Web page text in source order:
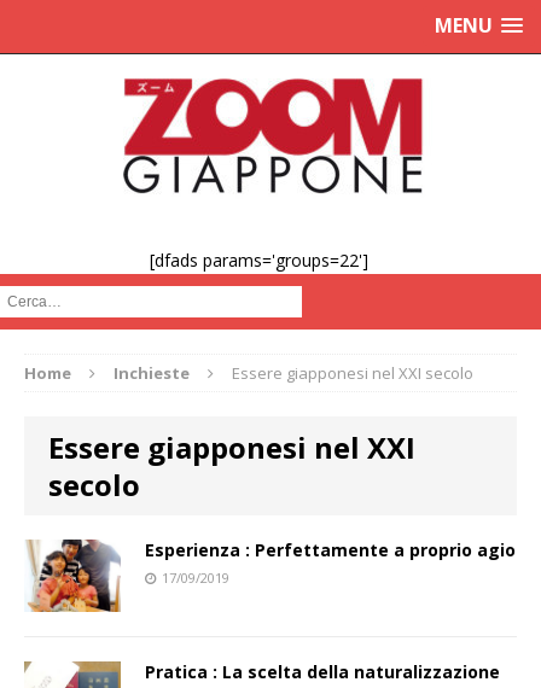
MENU
[dfads params='groups=22']
Cerca :
Home Inchieste Essere giapponesi nel XXI secolo
Essere giapponesi nel XXI
secolo
Esperienza : Perfettamente a proprio agio
17/09/2019
Pratica : La scelta della naturalizzazione